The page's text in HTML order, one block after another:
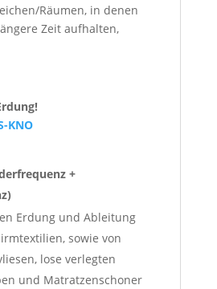
Räumen, in denen
Zeit aufhalten,
KNO
+
Erdung und Ableitung
sowie von
lose verlegten
und Matratzenschoner